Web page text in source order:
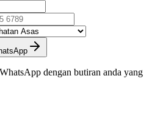
dengan butiran anda yang